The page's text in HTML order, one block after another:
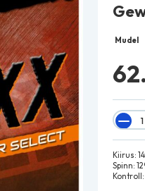
Mudel
Quantity
Kiirus:
Spinn:
Kontroll: